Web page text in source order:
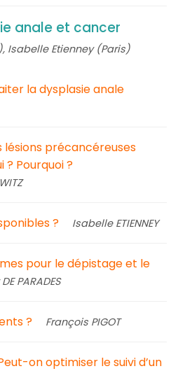
anale et cancer
Isabelle Etienney (Paris)
la dysplasie anale
lésions précancéreuses
? Pourquoi ?
? Isabelle ETIENNEY
pour le dépistage et le
PARADES
? François PIGOT
on optimiser le suivi d’un